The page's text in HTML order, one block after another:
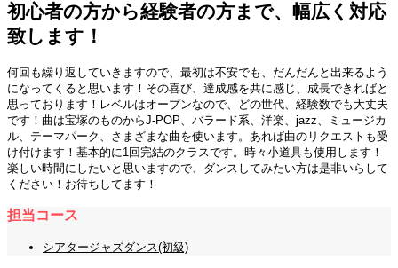
初心者の方から経験者の方まで、幅広く対応
致します！
何回も繰り返していきますので、最初は不安でも、だんだんと出来るよう
になってくると思います！その喜び、達成感を共に感じ、成長できればと
思っております！レベルはオープンなので、どの世代、経験数でも大丈夫
です！曲は宝塚のものからJ-POP、バラード系、洋楽、jazz、ミュージカ
ル、テーマパーク、さまざまな曲を使います。あれば曲のリクエストも受
け付けます！基本的に1回完結のクラスです。時々小道具も使用します！
楽しい時間にしたいと思いますので、ダンスしてみたい方は是非いらして
ください！お待ちしてます！
担当コース
シアタージャズダンス(初級)